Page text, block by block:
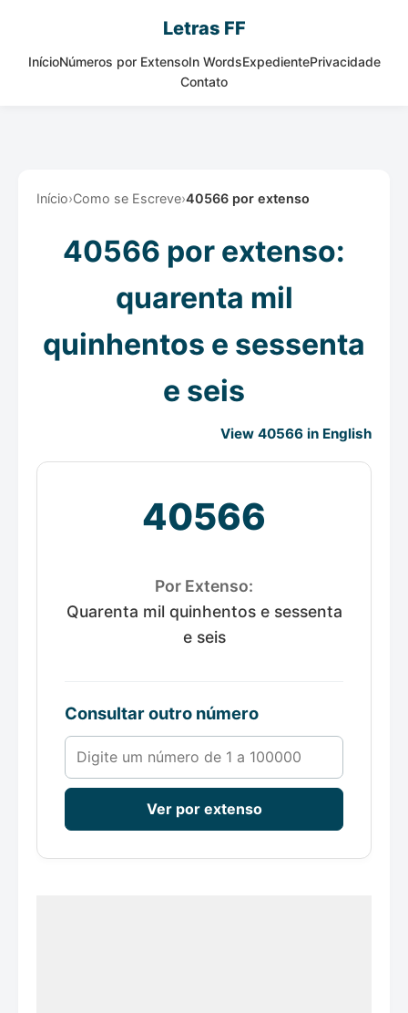
Letras FF
InícioNúmeros por ExtensoIn WordsExpedientePrivacidade
Contato
Início›Como se Escreve›40566 por extenso
40566 por extenso:
quarenta mil
quinhentos e sessenta
e seis
View 40566 in English
40566
Por Extenso:
Quarenta mil quinhentos e sessenta
e seis
Consultar outro número
Número de 1 a 100000
Ver por extenso